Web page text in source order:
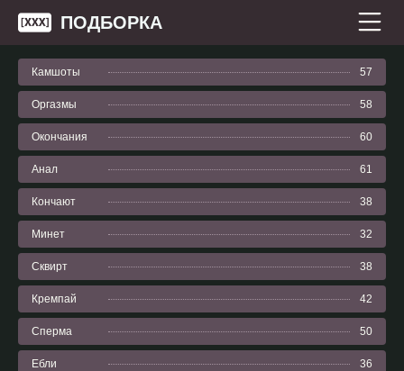
ПОДБОРКА
Камшоты 57
Оргазмы 58
Окончания 60
Анал 61
Кончают 38
Минет 32
Сквирт 38
Кремпай 42
Сперма 50
Ебли 36